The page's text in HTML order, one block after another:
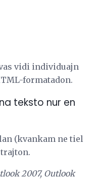
vidi individuajn
formatadon.
teksto nur en
(kvankam ne tiel
2007, Outlook